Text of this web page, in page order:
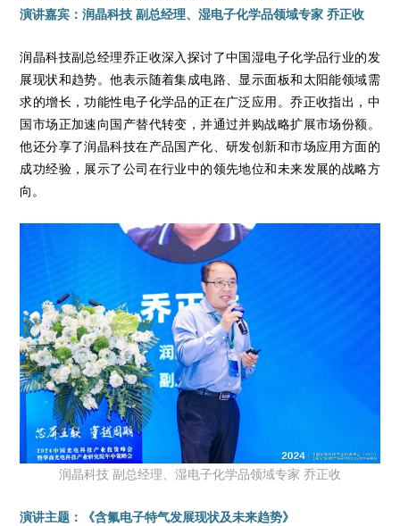
演讲嘉宾：润晶科技 副总经理、湿电子化学品领域专家 乔正收
润晶科技副总经理乔正收深入探讨了中国湿电子化学品行业的发
展现状和趋势。他表示随着集成电路、显示面板和太阳能领域需
求的增长，功能性电子化学品的正在广泛应用。乔正收指出，中
国市场正加速向国产替代转变，并通过并购战略扩展市场份额。
他还分享了润晶科技在产品国产化、研发创新和市场应用方面的
成功经验，展示了公司在行业中的领先地位和未来发展的战略方
向。
润晶科技 副总经理、湿电子化学品领域专家 乔正收
演讲主题：《含氟电子特气发展现状及未来趋势》